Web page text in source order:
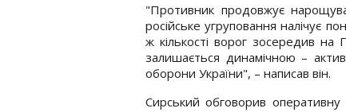
"Противник продовжує
російське угруповання налічує
ж кількості ворог зосередив на
залишається динамічною –
оборони України", – написав він.
Сирський обговорив